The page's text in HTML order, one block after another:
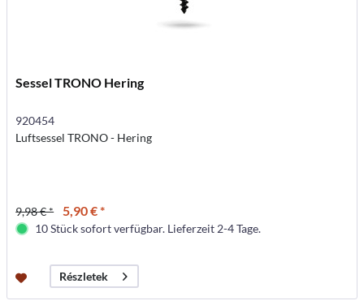
Sessel TRONO Hering
920454
Luftsessel TRONO - Hering
9,98 € * 5,90 € *
10 Stück sofort verfügbar. Lieferzeit 2-4 Tage.
Részletek